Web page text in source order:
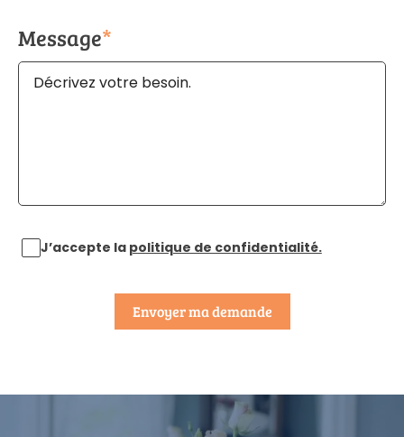
Message*
J’accepte la politique de confidentialité.